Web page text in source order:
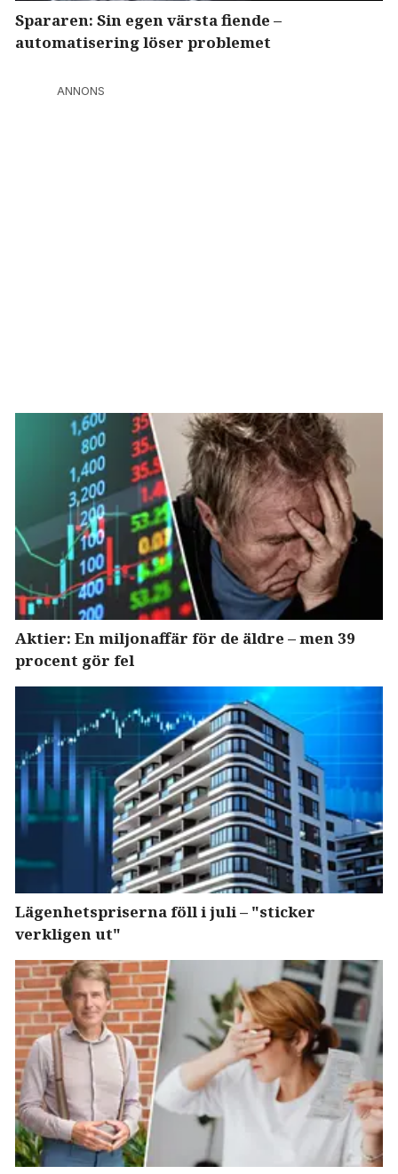
Spararen: Sin egen värsta fiende –
automatisering löser problemet
ANNONS
Aktier: En miljonaffär för de äldre – men 39
procent gör fel
Lägenhetspriserna föll i juli – "sticker
verkligen ut"